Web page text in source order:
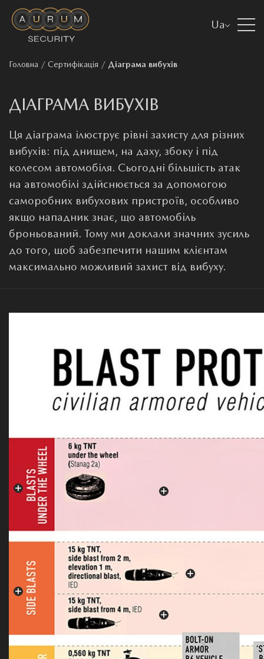
Ua
Головна / Сертифікація / Діаграма вибухів
ДІАГРАМА ВИБУХІВ
Ця діаграма ілюструє рівні захисту для різних
вибухів: під днищем, на даху, збоку і під
колесом автомобіля. Сьогодні більшість атак
на автомобілі здійснюється за допомогою
саморобних вибухових пристроїв, особливо
якщо нападник знає, що автомобіль
броньований. Тому ми доклали значних зусиль
до того, щоб забезпечити нашим клієнтам
максимально можливий захист від вибуху.